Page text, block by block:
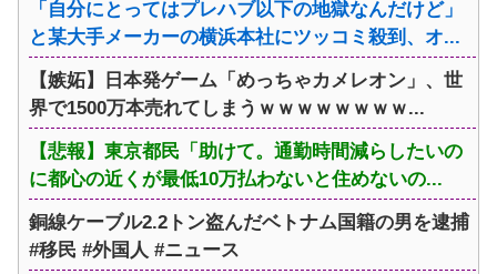
「自分にとってはプレハブ以下の地獄なんだけど」
と某大手メーカーの横浜本社にツッコミ殺到、オ...
【嫉妬】日本発ゲーム「めっちゃカメレオン」、世
界で1500万本売れてしまうｗｗｗｗｗｗｗｗ...
【悲報】東京都民「助けて。通勤時間減らしたいの
に都心の近くが最低10万払わないと住めないの...
銅線ケーブル2.2トン盗んだベトナム国籍の男を逮捕
#移民 #外国人 #ニュース